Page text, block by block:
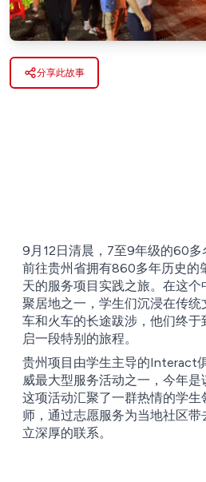
分享此故事
9月12日清晨，7至9年级的60
前往贵州省拥有860多年历史的
天的服务项目实践之旅。在这
聚居地之一，学生们沉浸在传
车和火车的长途跋涉，他们终
启一段特别的旅程。
贵州项目由学生主导的Interact
威最大型服务活动之一，今年是
这项活动汇聚了一群热情的学
师，通过志愿服务为当地社区
立深厚的联系。